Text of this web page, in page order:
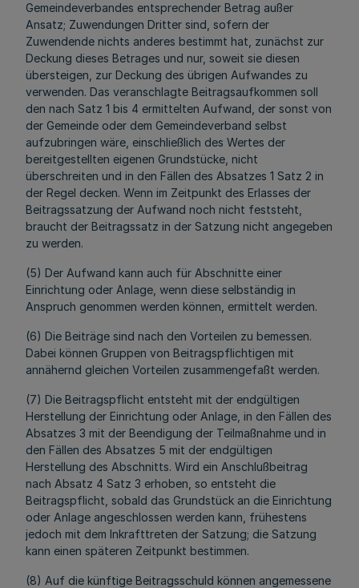
Gemeindeverbandes entsprechender Betrag außer
Ansatz; Zuwendungen Dritter sind, sofern der
Zuwendende nichts anderes bestimmt hat, zunächst zur
Deckung dieses Betrages und nur, soweit sie diesen
übersteigen, zur Deckung des übrigen Aufwandes zu
verwenden. Das veranschlagte Beitragsaufkommen soll
den nach Satz 1 bis 4 ermittelten Aufwand, der sonst von
der Gemeinde oder dem Gemeindeverband selbst
aufzubringen wäre, einschließlich des Wertes der
bereitgestellten eigenen Grundstücke, nicht
überschreiten und in den Fällen des Absatzes 1 Satz 2 in
der Regel decken. Wenn im Zeitpunkt des Erlasses der
Beitragssatzung der Aufwand noch nicht feststeht,
braucht der Beitragssatz in der Satzung nicht angegeben
zu werden.
(5) Der Aufwand kann auch für Abschnitte einer
Einrichtung oder Anlage, wenn diese selbständig in
Anspruch genommen werden können, ermittelt werden.
(6) Die Beiträge sind nach den Vorteilen zu bemessen.
Dabei können Gruppen von Beitragspflichtigen mit
annähernd gleichen Vorteilen zusammengefaßt werden.
(7) Die Beitragspflicht entsteht mit der endgültigen
Herstellung der Einrichtung oder Anlage, in den Fällen des
Absatzes 3 mit der Beendigung der Teilmaßnahme und in
den Fällen des Absatzes 5 mit der endgültigen
Herstellung des Abschnitts. Wird ein Anschlußbeitrag
nach Absatz 4 Satz 3 erhoben, so entsteht die
Beitragspflicht, sobald das Grundstück an die Einrichtung
oder Anlage angeschlossen werden kann, frühestens
jedoch mit dem Inkrafttreten der Satzung; die Satzung
kann einen späteren Zeitpunkt bestimmen.
(8) Auf die künftige Beitragsschuld können angemessene